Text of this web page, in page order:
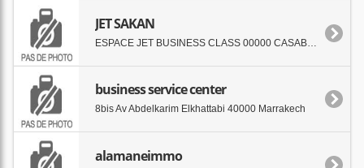
JET SAKAN
ESPACE JET BUSINESS CLASS 00000 CASABLANCA
business service center
8bis Av Abdelkarim Elkhattabi 40000 Marrakech
alamaneimmo